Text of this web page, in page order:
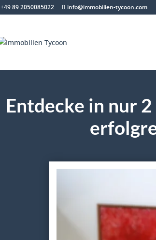
+49 89 2050085022 info@immobilien-tycoon.com
Entdecke in nur